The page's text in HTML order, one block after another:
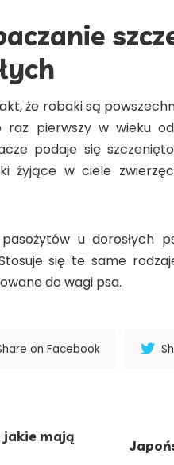
że robaki są
raz pierwszy w wieku
podaje się
żyjące w ciele
pasożytów u dorosłych
się te same
do wagi psa.
on Facebook
jakie mają